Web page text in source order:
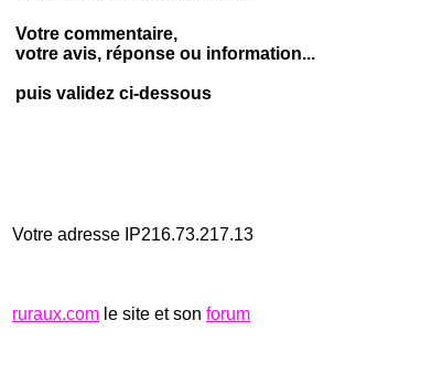
Votre commentaire,
votre avis, réponse ou information...
puis validez ci-dessous
Votre adresse IP216.73.217.13
ruraux.com le site et son forum